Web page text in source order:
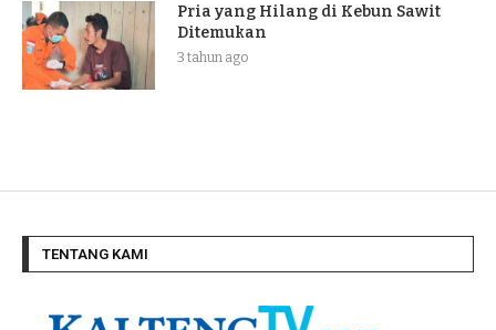
Pria yang Hilang di Kebun Sawit
Ditemukan
3 tahun ago
TENTANG KAMI